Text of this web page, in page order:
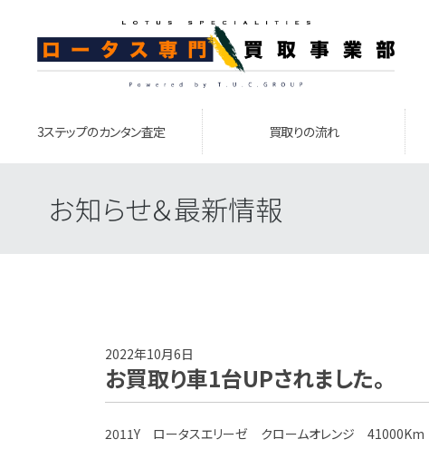
3ステップのカンタン査定 買取りの流れ
お知らせ＆最新情報
2022年10月6日
お買取り車1台UPされました。
2011Y ロータスエリーゼ クロームオレンジ 41000Km